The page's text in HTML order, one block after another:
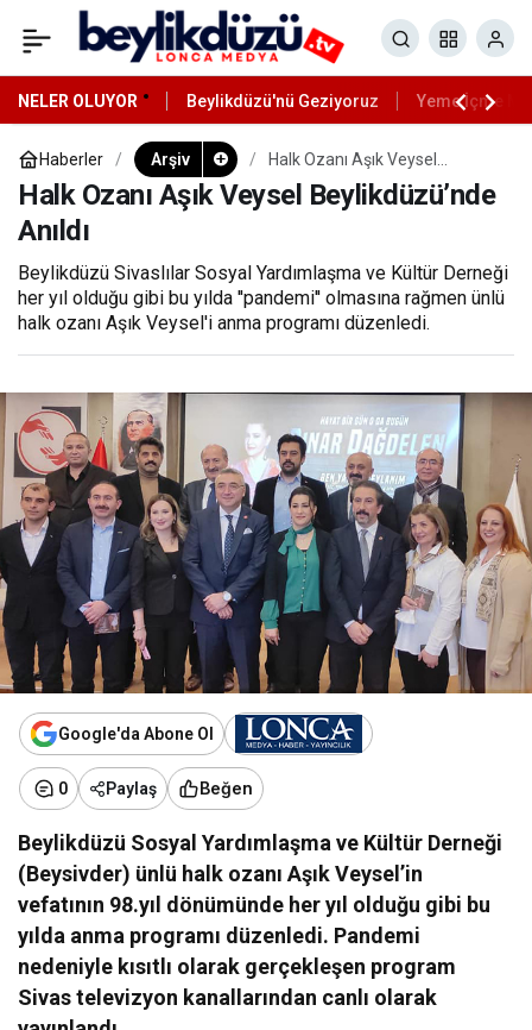
NELER OLUYOR Beylikdüzü'nü Geziyoruz Yeme İçme
Haberler Arşiv
Halk Ozanı Aşık Veysel
Halk Ozanı Aşık Veysel Beylikdüzü’nde
Anıldı
Beylikdüzü Sivaslılar Sosyal Yardımlaşma ve Kültür Derneği
her yıl olduğu gibi bu yılda ''pandemi'' olmasına rağmen ünlü
halk ozanı Aşık Veysel'i anma programı düzenledi.
Google'da Abone Ol
0 Paylaş Beğen
Beylikdüzü Sosyal Yardımlaşma ve Kültür Derneği
(Beysivder) ünlü halk ozanı Aşık Veysel’in
vefatının 98.yıl dönümünde her yıl olduğu gibi bu
yılda anma programı düzenledi. Pandemi
nedeniyle kısıtlı olarak gerçekleşen program
Sivas televizyon kanallarından canlı olarak